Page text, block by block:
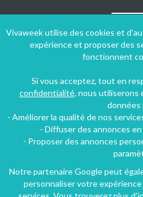
Vivaweek utilise des cookies et
expérience et proposer des
fonctionnent
Si vous acceptez, tout en
confidentialité, nous utiliserons
données
- Améliorer la qualité de nos
- Diffuser des annonces
- Proposer des annonces
Notre partenaire Google peut
personnaliser votre
Conditions générales